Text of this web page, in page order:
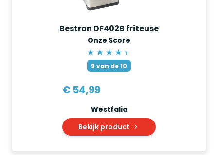
Bestron DF402B friteuse
Onze Score
9 van de 10
€ 54,99
Westfalia
Bekijk product